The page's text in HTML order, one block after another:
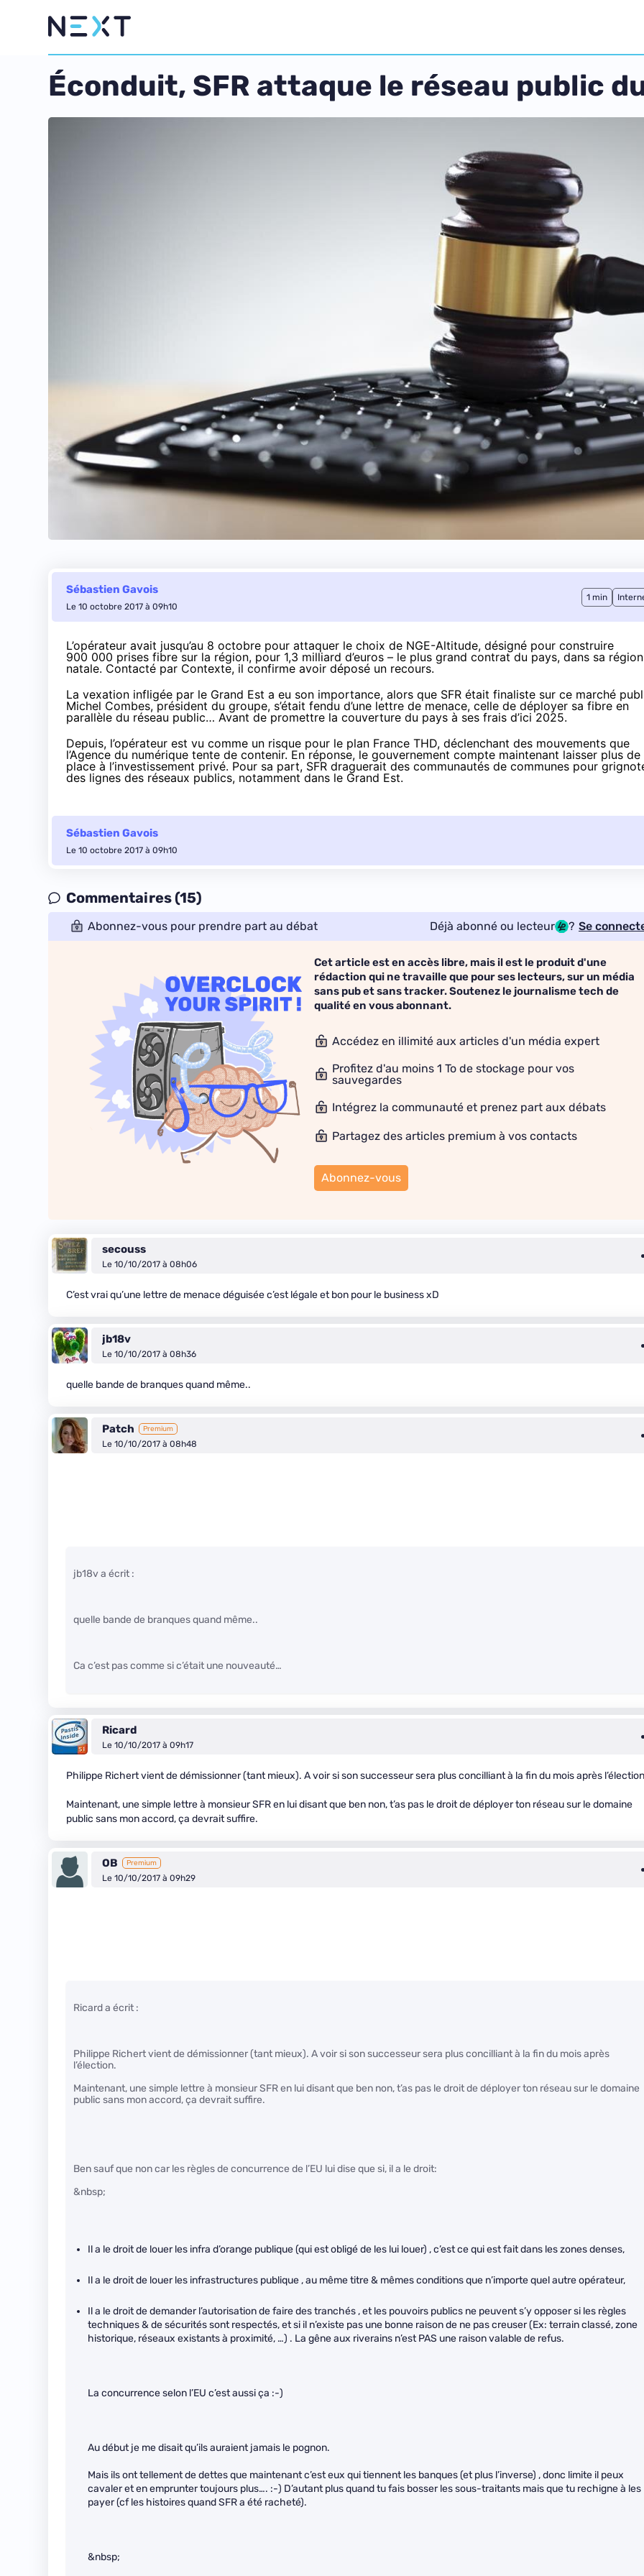
Éconduit, SFR attaque le réseau public
Sébastien Gavois
Le 10 octobre 2017 à 09h10
1 min
L’opérateur avait jusqu’au 8 octobre pour attaquer le choix de NGE-Altitude, désigné pour construire
900 000 prises fibre sur la région, pour 1,3 milliard d’euros – le plus grand contrat du pays, dans sa région
natale. Contacté par Contexte, il confirme avoir déposé un recours.
La vexation infligée par le Grand Est a eu son importance, alors que SFR était finaliste sur ce marché
Michel Combes, président du groupe, s’était fendu d’une lettre de menace, celle de déployer sa fibre en
parallèle du réseau public… Avant de promettre la couverture du pays à ses frais d’ici 2025.
Depuis, l’opérateur est vu comme un risque pour le plan France THD, déclenchant des mouvements que
l’Agence du numérique tente de contenir. En réponse, le gouvernement compte maintenant laisser plus de
place à l’investissement privé. Pour sa part, SFR draguerait des communautés de communes pour
des lignes des réseaux publics, notamment dans le Grand Est.
Sébastien Gavois
Le 10 octobre 2017 à 09h10
Commentaires (15)
Abonnez-vous pour prendre part au débat Déjà abonné ou lecteur ? Se
Cet article est en accès libre, mais il est le produit d'une
rédaction qui ne travaille que pour ses lecteurs, sur un média
sans pub et sans tracker. Soutenez le journalisme tech de
qualité en vous abonnant.
Accédez en illimité aux articles d'un média expert
Profitez d'au moins 1 To de stockage pour vos
sauvegardes
Intégrez la communauté et prenez part aux débats
Partagez des articles premium à vos contacts
Abonnez-vous
secouss
Le 10/10/2017 à 08h06
C’est vrai qu’une lettre de menace déguisée c’est légale et bon pour le business xD
jb18v
Le 10/10/2017 à 08h36
quelle bande de branques quand même..
Patch Premium
Le 10/10/2017 à 08h48
jb18v a écrit :
quelle bande de branques quand même..
Ca c’est pas comme si c’était une nouveauté…
Ricard
Le 10/10/2017 à 09h17
Philippe Richert vient de démissionner (tant mieux). A voir si son successeur sera plus concilliant à la fin du mois après
Maintenant, une simple lettre à monsieur SFR en lui disant que ben non, t’as pas le droit de déployer ton réseau sur le domaine
public sans mon accord, ça devrait suffire.
OB Premium
Le 10/10/2017 à 09h29
Ricard a écrit :
Philippe Richert vient de démissionner (tant mieux). A voir si son successeur sera plus concilliant à la fin du mois après
l’élection.
Maintenant, une simple lettre à monsieur SFR en lui disant que ben non, t’as pas le droit de déployer ton réseau sur le domaine
public sans mon accord, ça devrait suffire.
Ben sauf que non car les règles de concurrence de l’EU lui dise que si, il a le droit:
&nbsp;
Il a le droit de louer les infra d’orange publique (qui est obligé de les lui louer) , c’est ce qui est fait dans les zones denses,
Il a le droit de louer les infrastructures publique , au même titre & mêmes conditions que n’importe quel autre opérateur,
Il a le droit de demander l’autorisation de faire des tranchés , et les pouvoirs publics ne peuvent s’y opposer si les règles
techniques & de sécurités sont respectés, et si il n’existe pas une bonne raison de ne pas creuser (Ex: terrain classé, zone
historique, réseaux existants à proximité, …) . La gêne aux riverains n’est PAS une raison valable de refus.
La concurrence selon l’EU c’est aussi ça :-)
Au début je me disait qu’ils auraient jamais le pognon.
Mais ils ont tellement de dettes que maintenant c’est eux qui tiennent les banques (et plus l’inverse) , donc limite il peux
cavaler et en emprunter toujours plus…. :-) D’autant plus quand tu fais bosser les sous-traitants mais que tu rechigne à les
payer (cf les histoires quand SFR a été racheté).
&nbsp;